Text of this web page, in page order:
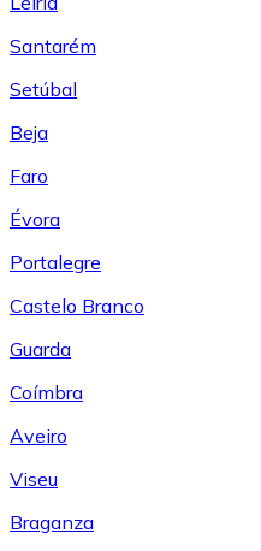
Santarém
Setúbal
Beja
Faro
Évora
Portalegre
Castelo Branco
Guarda
Coímbra
Aveiro
Viseu
Braganza